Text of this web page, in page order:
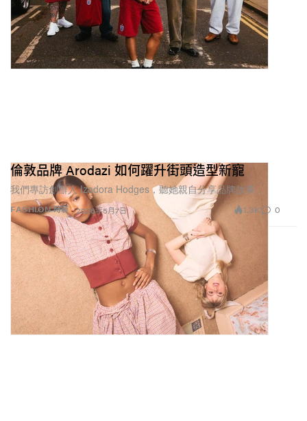
FASHION 時裝
倫敦品牌 Arodazi 如何躍升街頭造型新寵
我們專訪創辦人 Izadora Hodges，聽她親自分享品牌故事。
2026年5月7日 1.3K 0